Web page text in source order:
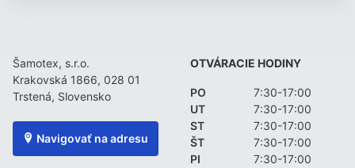
Šamotex, s.r.o.
Krakovská 1866, 028 01
Trstená, Slovensko
Navigovať na adresu
OTVÁRACIE HODINY
PO
7:30-17:00
UT
7:30-17:00
ST
7:30-17:00
ŠT
7:30-17:00
PI
7:30-17:00